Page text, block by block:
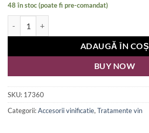
48 în stoc (poate fi pre-comandat)
ADAUGĂ ÎN COȘ
BUY NOW
SKU: 17360
Categorii:Accesorii vinificatie,Tratamente vin